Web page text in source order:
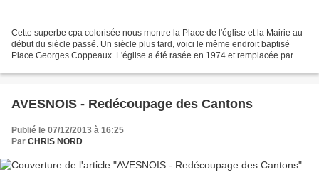
Cette superbe cpa colorisée nous montre la Place de l'église et la Mairie au
début du siècle passé. Un siècle plus tard, voici le même endroit baptisé
Place Georges Coppeaux. L'église a été rasée en 1974 et remplacée par un
AVESNOIS - Redécoupage des Cantons
Publié le 07/12/2013 à 16:25
Par CHRIS NORD